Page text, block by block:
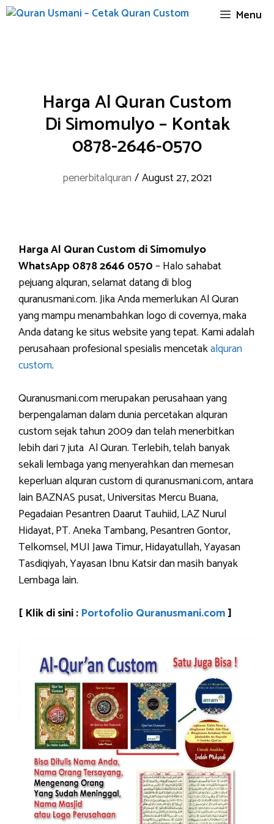
Skip
Menu
Harga Al Quran Custom
Di Simomulyo – Kontak
0878-2646-0570
penerbitalquran /August 27, 2021
Harga Al Quran Custom di Simomulyo
WhatsApp 0878 2646 0570– Halo sahabat
pejuang alquran, selamat datang di blog
quranusmani.com. Jika Anda memerlukan Al Quran
yang mampu menambahkan logo di covernya, maka
Anda datang ke situs website yang tepat. Kami adalah
perusahaan profesional spesialis mencetakalquran
custom.
Quranusmani.com merupakan perusahaan yang
berpengalaman dalam dunia percetakan alquran
custom sejak tahun 2009 dan telah menerbitkan
lebih dari 7 juta Al Quran. Terlebih, telah banyak
sekali lembaga yang menyerahkan dan memesan
keperluan alquran custom di quranusmani.com, antara
lain BAZNAS pusat, Universitas Mercu Buana,
Pegadaian Pesantren Daarut Tauhiid, LAZ Nurul
Hidayat, PT. Aneka Tambang, Pesantren Gontor,
Telkomsel, MUI Jawa Timur, Hidayatullah, Yayasan
Tasdiqiyah, Yayasan Ibnu Katsir dan masih banyak
Lembaga lain.
[ Klik di sini : Portofolio Quranusmani.com]